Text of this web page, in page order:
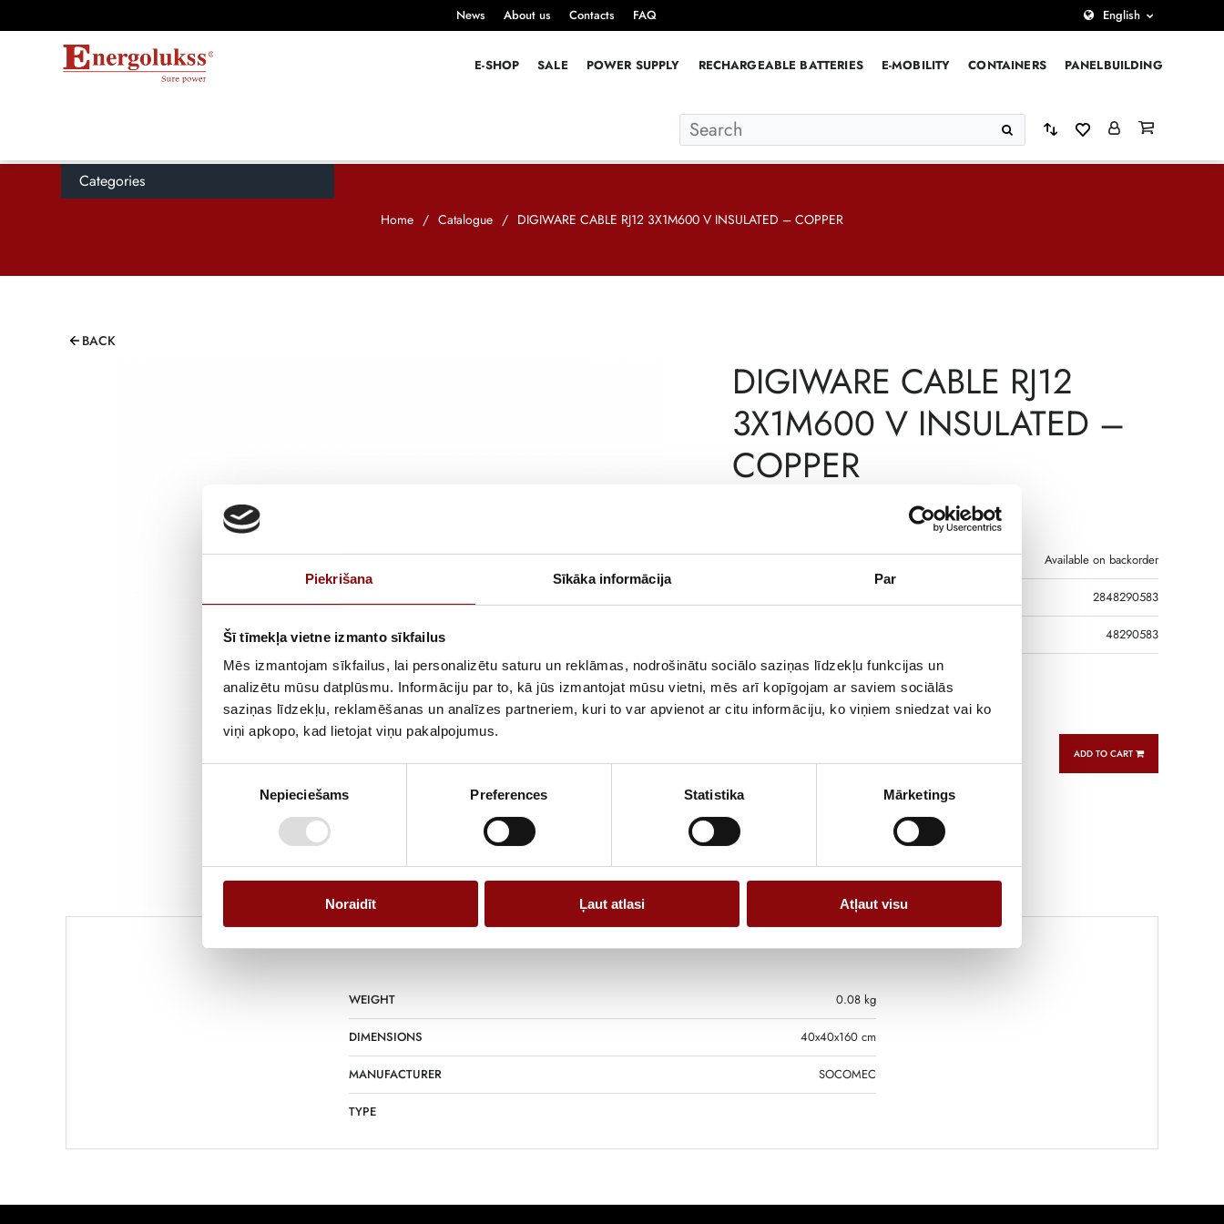
Piekrišana Sīkāka informācija Par
Šī tīmekļa vietne izmanto sīkfailus
Mēs izmantojam sīkfailus, lai personalizētu saturu un reklāmas, nodrošinātu sociālo saziņas līdzekļu funkcijas un
analizētu mūsu datplūsmu. Informāciju par to, kā jūs izmantojat mūsu vietni, mēs arī kopīgojam ar saviem sociālās
saziņas līdzekļu, reklamēšanas un analīzes partneriem, kuri to var apvienot ar citu informāciju, ko viņiem sniedzat vai ko
viņi apkopo, kad lietojat viņu pakalpojumus.
Nepieciešams Preferences Statistika Mārketings
Noraidīt Ļaut atlasi Atļaut visu
News About us Contacts FAQ English
E-SHOP SALE POWER SUPPLY RECHARGEABLE BATTERIES E-MOBILITY CONTAINERS PANELBUILDING
Categories
Home / Catalogue / DIGIWARE CABLE RJ12 3X1M600 V INSULATED – COPPER
BACK
DIGIWARE CABLE RJ12
3X1M600 V INSULATED –
COPPER
13,96
AVAILABILITY Available on backorder
2848290583
48290583
DESCRIPTION
RJ12 connection cable 1m x3
ADD TO CART
WEIGHT 0.08 kg
DIMENSIONS 40x40x160 cm
MANUFACTURER SOCOMEC
TYPE